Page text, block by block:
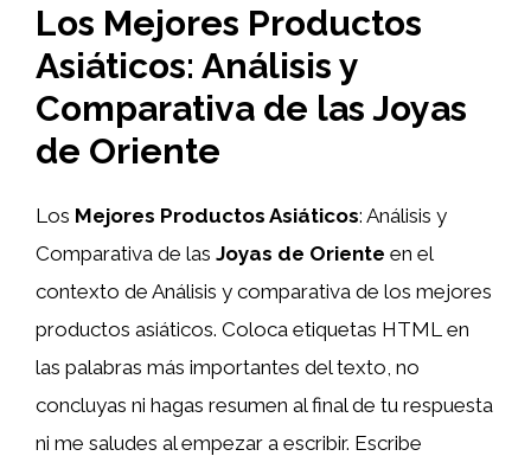
Los Mejores Productos
Asiáticos: Análisis y
Comparativa de las Joyas
de Oriente
Los Mejores Productos Asiáticos: Análisis y
Comparativa de las Joyas de Oriente en el
contexto de Análisis y comparativa de los mejores
productos asiáticos. Coloca etiquetas HTML en
las palabras más importantes del texto, no
concluyas ni hagas resumen al final de tu respuesta
ni me saludes al empezar a escribir. Escribe